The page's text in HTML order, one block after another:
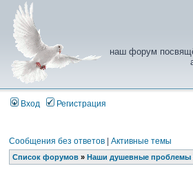
наш форум
Вход Регистрация
Сообщения без ответов |Активные темы
Список форумов »Наши душевные проблемы